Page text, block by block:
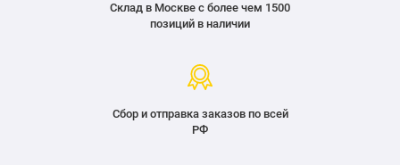
Склад в Москве с более чем 1500
позиций в наличии
Сбор и отправка заказов по всей
РФ